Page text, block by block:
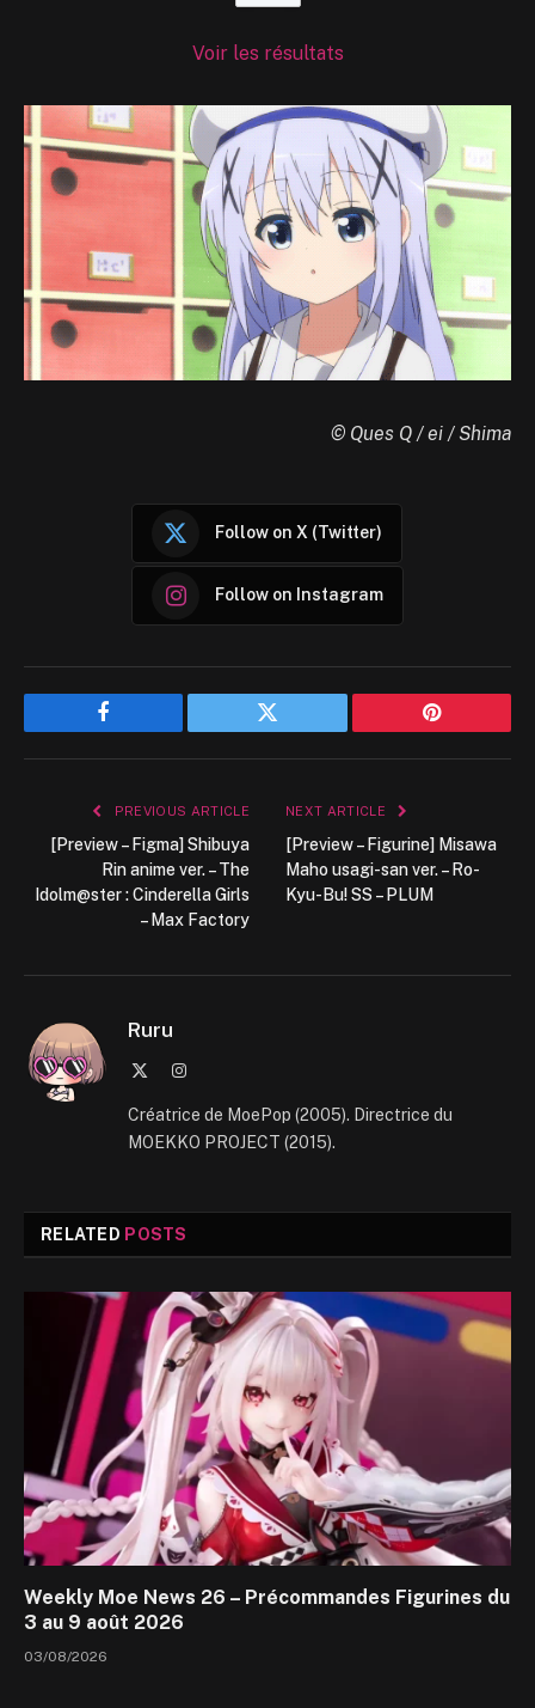
Voir les résultats
© Ques Q / ei / Shima
Follow on X (Twitter)
Follow on Instagram
Facebook Twitter Pinterest
PREVIOUS ARTICLE
[Preview – Figma] Shibuya
Rin anime ver. – The
Idolm@ster : Cinderella Girls
– Max Factory
NEXT ARTICLE
[Preview – Figurine] Misawa
Maho usagi-san ver. – Ro-
Kyu-Bu! SS – PLUM
Ruru
Instagram
Créatrice de MoePop (2005). Directrice du
MOEKKO PROJECT (2015).
RELATED POSTS
Weekly Moe News 26 – Précommandes Figurines du
3 au 9 août 2026
03/08/2026